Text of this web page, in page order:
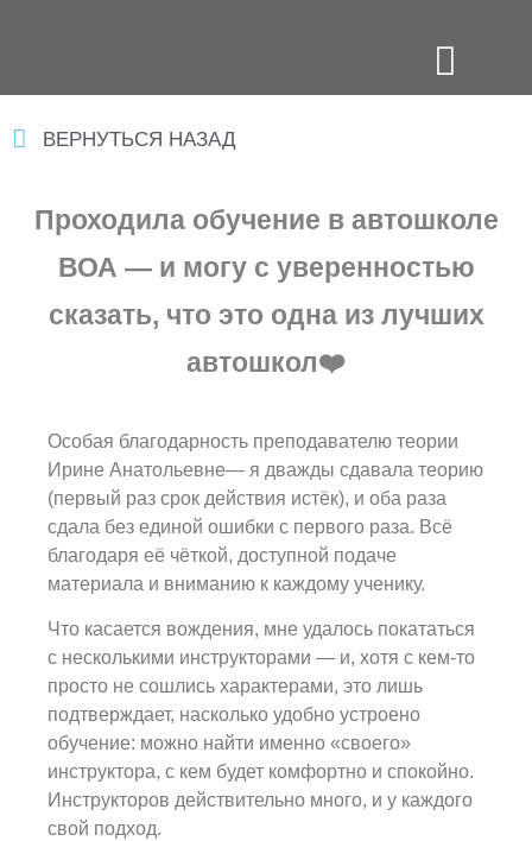
ВЕРНУТЬСЯ НАЗАД
Проходила обучение в автошколе
ВОА — и могу с уверенностью
сказать, что это одна из лучших
автошкол❤️
Особая благодарность преподавателю теории
Ирине Анатольевне— я дважды сдавала теорию
(первый раз срок действия истёк), и оба раза
сдала без единой ошибки с первого раза. Всё
благодаря её чёткой, доступной подаче
материала и вниманию к каждому ученику.
Что касается вождения, мне удалось покататься
с несколькими инструкторами — и, хотя с кем-то
просто не сошлись характерами, это лишь
подтверждает, насколько удобно устроено
обучение: можно найти именно «своего»
инструктора, с кем будет комфортно и спокойно.
Инструкторов действительно много, и у каждого
свой подход.